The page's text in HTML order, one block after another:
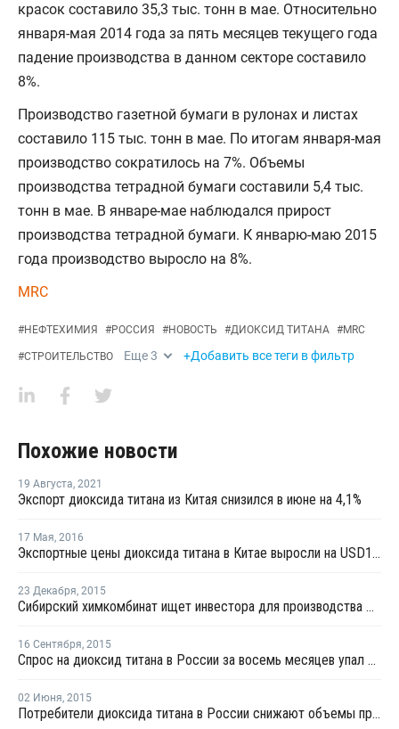
красок составило 35,3 тыс. тонн в мае. Относительно
января-мая 2014 года за пять месяцев текущего года
падение производства в данном секторе составило
8%.
Производство газетной бумаги в рулонах и листах
составило 115 тыс. тонн в мае. По итогам января-мая
производство сократилось на 7%. Объемы
производства тетрадной бумаги составили 5,4 тыс.
тонн в мае. В январе-мае наблюдался прирост
производства тетрадной бумаги. К январю-маю 2015
года производство выросло на 8%.
MRC
#НЕФТЕХИМИЯ #РОССИЯ #НОВОСТЬ #ДИОКСИД ТИТАНА #MRC
#СТРОИТЕЛЬСТВО Еще3 +Добавить все теги в фильтр
Похожие новости
19 Августа, 2021
Экспорт диоксида титана из Китая снизился в июне на 4,1%
17 Мая, 2016
Экспортные цены диоксида титана в Китае выросли на USD150 за тонну для стран СНГ
23 Декабря, 2015
Сибирский химкомбинат ищет инвестора для производства диоксида титана
16 Сентября, 2015
Спрос на диоксид титана в России за восемь месяцев упал на 13%
02 Июня, 2015
Потребители диоксида титана в России снижают объемы производства готовой продукции